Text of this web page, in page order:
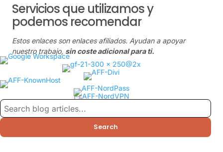
Servicios que utilizamos y
podemos recomendar
Estos enlaces son enlaces afiliados. Ayudan a apoyar
nuestro trabajo, sin coste adicional para ti.
Search